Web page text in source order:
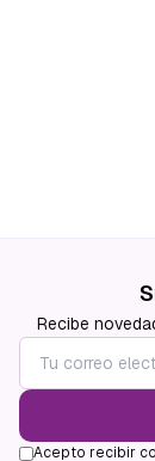
Recibe
Acepto recibir